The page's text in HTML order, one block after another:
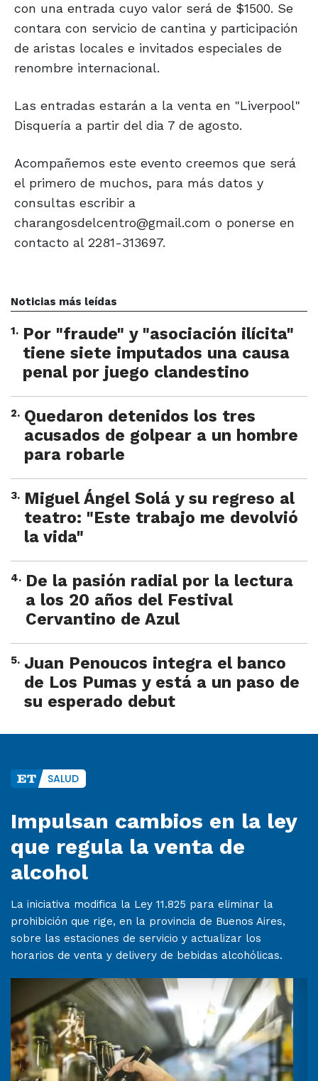
con una entrada cuyo valor será de $1500. Se
contara con servicio de cantina y participación
de aristas locales e invitados especiales de
renombre internacional.
Las entradas estarán a la venta en "Liverpool"
Disquería a partir del dia 7 de agosto.
Acompañemos este evento creemos que será
el primero de muchos, para más datos y
consultas escribir a
charangosdelcentro@gmail.com o ponerse en
contacto al 2281-313697.
Noticias más leídas
1. Por "fraude" y "asociación ilícita"
tiene siete imputados una causa
penal por juego clandestino
2. Quedaron detenidos los tres
acusados de golpear a un hombre
para robarle
3. Miguel Ángel Solá y su regreso al
teatro: "Este trabajo me devolvió
la vida"
4. De la pasión radial por la lectura
a los 20 años del Festival
Cervantino de Azul
5. Juan Penoucos integra el banco
de Los Pumas y está a un paso de
su esperado debut
SALUD
Impulsan cambios en la ley
que regula la venta de
alcohol
La iniciativa modifica la Ley 11.825 para eliminar la
prohibición que rige, en la provincia de Buenos Aires,
sobre las estaciones de servicio y actualizar los
horarios de venta y delivery de bebidas alcohólicas.